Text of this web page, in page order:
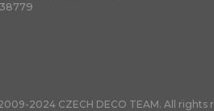
2024 CZECH DECO TEAM. All rights